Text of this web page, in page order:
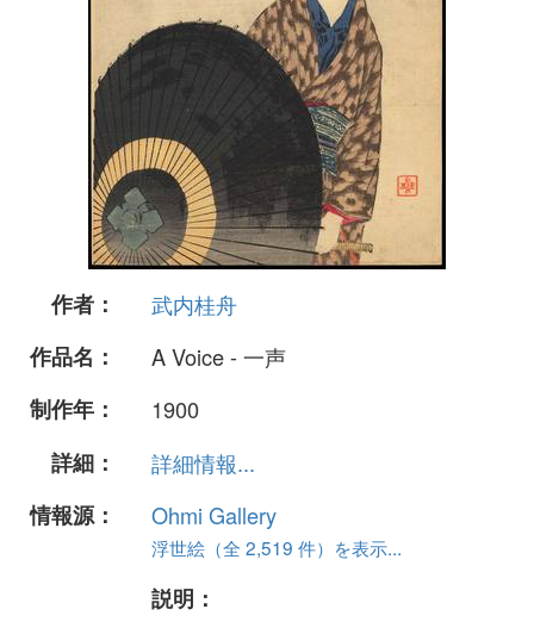
作者：
武内桂舟
作品名：
A Voice - 一声
制作年：
1900
詳細：
詳細情報...
情報源：
Ohmi Gallery
浮世絵（全 2,519 件）を表示...
説明：